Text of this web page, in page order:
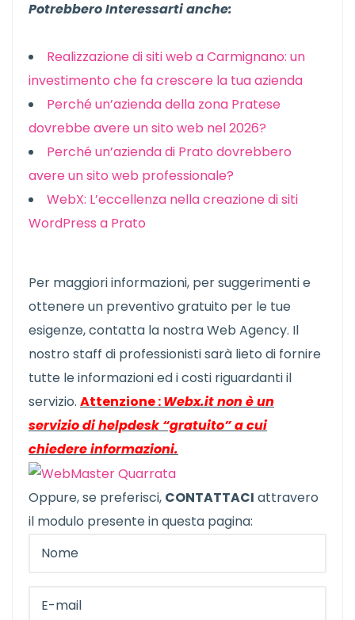
Potrebbero Interessarti anche:
Realizzazione di siti web a Carmignano: un
investimento che fa crescere la tua azienda
Perché un’azienda della zona Pratese
dovrebbe avere un sito web nel 2026?
Perché un’azienda di Prato dovrebbero
avere un sito web professionale?
WebX: L’eccellenza nella creazione di siti
WordPress a Prato
Per maggiori informazioni, per suggerimenti e
ottenere un preventivo gratuito per le tue
esigenze, contatta la nostra Web Agency. Il
nostro staff di professionisti sarà lieto di fornire
tutte le informazioni ed i costi riguardanti il
servizio. Attenzione :Webx.it non è un
servizio di helpdesk “gratuito” a cui
chiedere informazioni.
Oppure, se preferisci, CONTATTACI attravero
il modulo presente in questa pagina: